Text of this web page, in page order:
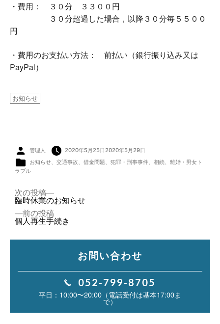
・費用： ３０分 ３３００円
３０分超過した場合，以降３０分毎５５００
円
・費用のお支払い方法： 前払い（銀行振り込み又は
PayPal）
お知らせ
投
稿
管理人 2020年5月25日2020年5月29日
カ
テ
ゴ
リ
お知らせ、 交通事故、 借金問題、 犯罪・刑事事件、 相続、 離婚・男女ト
ラブル
投
稿
ナ
ビ
ゲ
シ
前の投稿前
の
投
個人再生手続き
次の投稿 次
の
投
稿:
臨時休業のお知らせ
お問い合わせ
052-799-8705
10:00〜20:00（電話受付は基本17:00ま
で）